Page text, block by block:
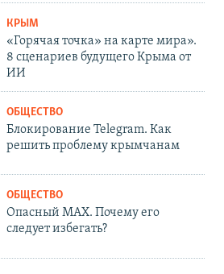
КРЫМ
«Горячая точка» на карте мира».
8 сценариев будущего Крыма от
ИИ
ОБЩЕСТВО
Блокирование Telegram. Как
решить проблему крымчанам
ОБЩЕСТВО
Опасный MAX. Почему его
следует избегать?